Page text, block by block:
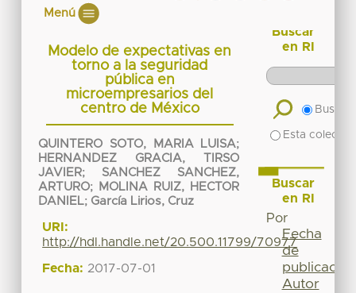
Menú
Modelo de expectativas en
torno a la seguridad
pública en
microempresarios del
centro de México
QUINTERO SOTO, MARIA LUISA;
HERNANDEZ GRACIA, TIRSO
JAVIER; SANCHEZ SANCHEZ,
ARTURO;
MOLINA RUIZ, HECTOR
DANIEL; García Lirios, Cruz
URI:
http://hdl.handle.net/20.500.11799/70977
Fecha: 2017-07-01
Buscar
en RI
Buscar
Esta
Buscar
en RI
Por
Fecha
de
publicación
Autor